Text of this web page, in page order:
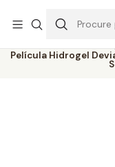
Início
Película Hidrogel